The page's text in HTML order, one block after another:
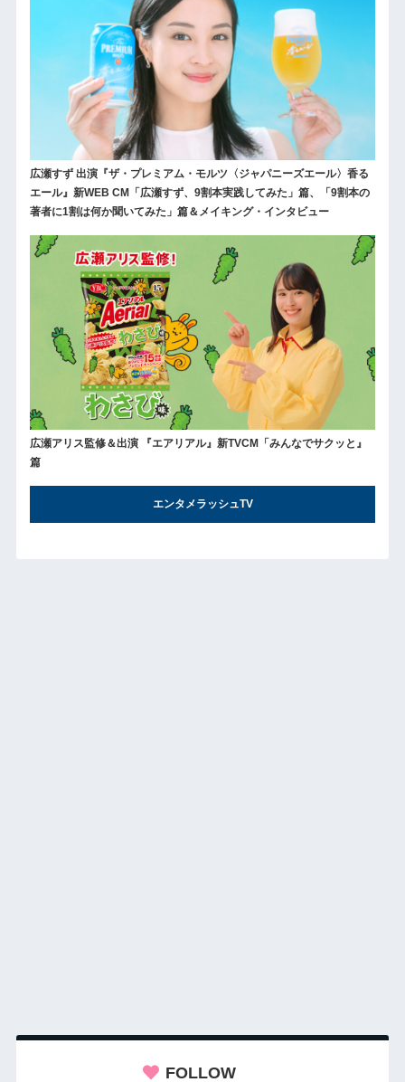
広瀬すず 出演『ザ・プレミアム・モルツ〈ジャパニーズエール〉香る
エール』新WEB CM「広瀬すず、9割本実践してみた」篇、「9割本の
著者に1割は何か聞いてみた」篇＆メイキング・インタビュー
広瀬アリス監修＆出演 『エアリアル』新TVCM「みんなでサクッと』
篇
エンタメラッシュTV
FOLLOW